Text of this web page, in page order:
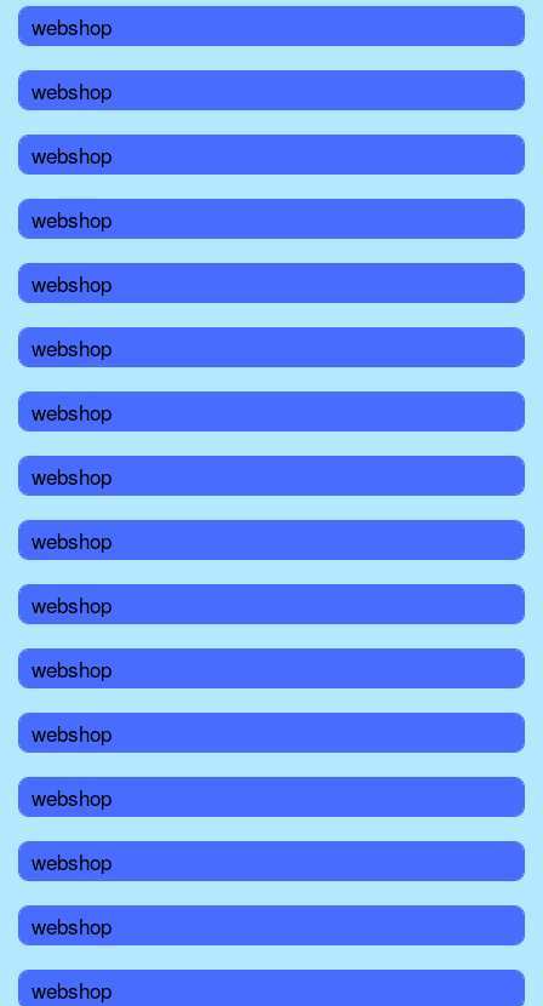
webshop
webshop
webshop
webshop
webshop
webshop
webshop
webshop
webshop
webshop
webshop
webshop
webshop
webshop
webshop
webshop